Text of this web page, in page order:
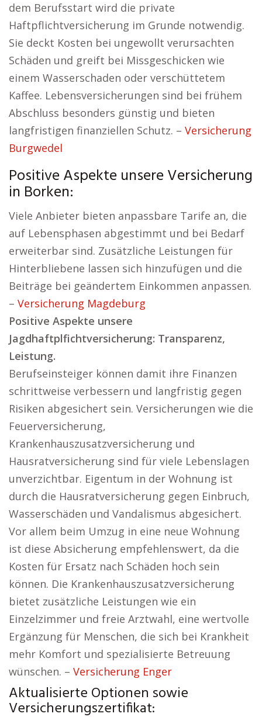
dem Berufsstart wird die private
Haftpflichtversicherung im Grunde notwendig.
Sie deckt Kosten bei ungewollt verursachten
Schäden und greift bei Missgeschicken wie
einem Wasserschaden oder verschüttetem
Kaffee. Lebensversicherungen sind bei frühem
Abschluss besonders günstig und bieten
langfristigen finanziellen Schutz. – Versicherung
Burgwedel
Positive Aspekte unsere Versicherung
in Borken:
Viele Anbieter bieten anpassbare Tarife an, die
auf Lebensphasen abgestimmt und bei Bedarf
erweiterbar sind. Zusätzliche Leistungen für
Hinterbliebene lassen sich hinzufügen und die
Beiträge bei geändertem Einkommen anpassen.
– Versicherung Magdeburg
Positive Aspekte unsere
Jagdhaftplfichtversicherung: Transparenz,
Leistung.
Berufseinsteiger können damit ihre Finanzen
schrittweise verbessern und langfristig gegen
Risiken abgesichert sein. Versicherungen wie die
Feuerversicherung,
Krankenhauszusatzversicherung und
Hausratversicherung sind für viele Lebenslagen
unverzichtbar. Eigentum in der Wohnung ist
durch die Hausratversicherung gegen Einbruch,
Wasserschäden und Vandalismus abgesichert.
Vor allem beim Umzug in eine neue Wohnung
ist diese Absicherung empfehlenswert, da die
Kosten für Ersatz nach Schäden hoch sein
können. Die Krankenhauszusatzversicherung
bietet zusätzliche Leistungen wie ein
Einzelzimmer und freie Arztwahl, eine wertvolle
Ergänzung für Menschen, die sich bei Krankheit
mehr Komfort und spezialisierte Betreuung
wünschen. – Versicherung Enger
Aktualisierte Optionen sowie
Versicherungszertifikat: